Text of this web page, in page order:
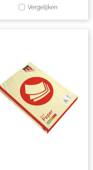
Vergelijken